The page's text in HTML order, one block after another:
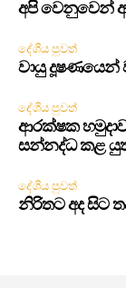
අපි වෙනුවෙන්
දේශීය පුවත්
වායු දූෂණයෙන්
දේශීය පුවත්
ආරක්ෂක
සන්නද්ධ කළ
දේශීය පුවත්
නිරිතට අද සිට